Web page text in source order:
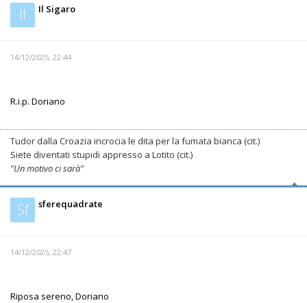
Il Il Sigaro
14/12/2025, 22:44
R.i.p. Doriano
Tudor dalla Croazia incrocia le dita per la fumata bianca (cit.)
Siete diventati stupidi appresso a Lotito (cit.)
"Un motivo ci sarà"
Sf sferequadrate
14/12/2025, 22:47
Riposa sereno, Doriano